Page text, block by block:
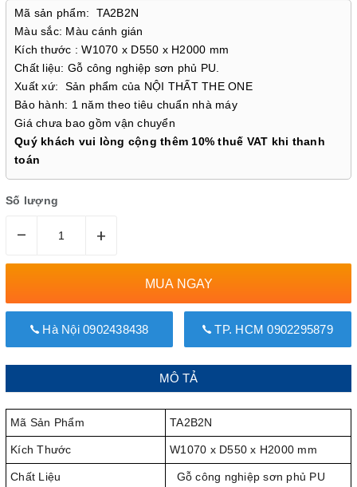
Mã sản phẩm: TA2B2N
Màu sắc: Màu cánh gián
Kích thước : W1070 x D550 x H2000 mm
Chất liệu: Gỗ công nghiệp sơn phủ PU.
Xuất xứ: Sản phẩm của NỘI THẤT THE ONE
Bảo hành: 1 năm theo tiêu chuẩn nhà máy
Giá chưa bao gồm vận chuyển
Quý khách vui lòng cộng thêm 10% thuế VAT khi thanh
toán
Số lượng
– +
MUA NGAY
Hà Nội 0902438438 TP. HCM 0902295879
MÔ TẢ
Mã Sản Phẩm TA2B2N
Kích Thước W1070 x D550 x H2000 mm
Chất Liệu Gỗ công nghiệp sơn phủ PU